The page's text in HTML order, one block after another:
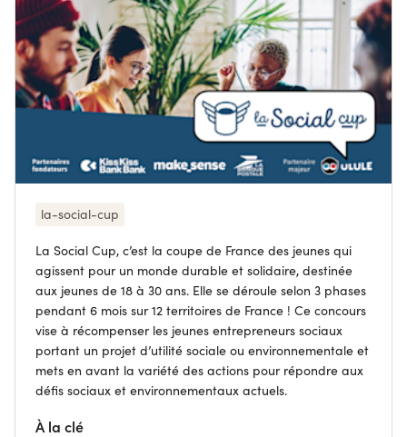
la-social-cup
La Social Cup, c’est la coupe de France des jeunes qui
agissent pour un monde durable et solidaire, destinée
aux jeunes de 18 à 30 ans. Elle se déroule selon 3 phases
pendant 6 mois sur 12 territoires de France ! Ce concours
vise à récompenser les jeunes entrepreneurs sociaux
portant un projet d’utilité sociale ou environnementale et
mets en avant la variété des actions pour répondre aux
défis sociaux et environnementaux actuels.
À la clé